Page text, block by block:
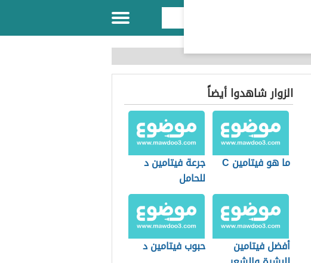
الزوار شاهدوا أيضاً
ما هو فيتامين C
جرعة فيتامين د
للحامل
أفضل فيتامين
حبوب فيتامين د